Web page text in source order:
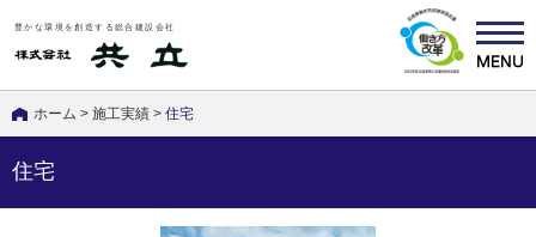
豊かな環境を創造する総合建設会社
ホーム > 施工実績 > 住宅
住宅